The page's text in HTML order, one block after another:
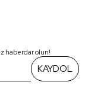
haberdar olun!
KAYDOL